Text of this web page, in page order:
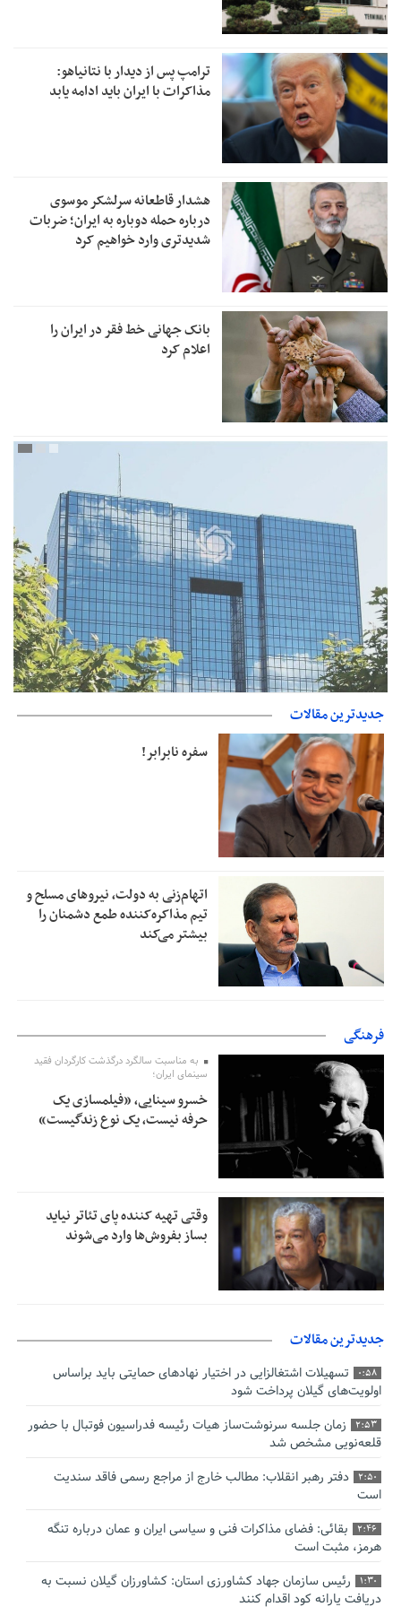
ترامپ پس از دیدار با نتانیاهو:
مذاکرات با ایران باید ادامه یابد
هشدار قاطعانه سرلشکر موسوی
درباره حمله دوباره به ایران؛ ضربات
شدیدتری وارد خواهیم کرد
بانک جهانی خط فقر در ایران را
اعلام کرد
بانک مرکزی: تعهدات ارزی منقضی شده رسیدگی می شوند
جدیدترین مقالات
سفره نابرابر!
اتهام‌زنی به دولت، نیروهای مسلح و
تیم مذاکره‌کننده طمع دشمنان را
بیشتر می‌کند
فرهنگی
به مناسبت سالگرد درگذشت کارگردان فقید
سینمای ایران؛
خسرو سینایی، «فیلمسازی یک
حرفه نیست، یک نوع زندگیست»
وقتی تهیه کننده پای تئاتر نیاید
بساز بفروش‌ها وارد می‌شوند
جدیدترین مقالات
0:58
تسهیلات اشتغالزایی در اختیار نهادهای حمایتی باید براساس
اولویت‌های گیلان پرداخت شود
2:53
زمان جلسه سرنوشت‌ساز هیات رئیسه فدراسیون فوتبال با حضور
قلعه‌نویی مشخص شد
2:50
دفتر رهبر انقلاب: مطالب خارج از مراجع رسمی فاقد سندیت
است
2:46
بقائی: فضای مذاکرات فنی و سیاسی ایران و عمان درباره تنگه
هرمز، مثبت است
1:30
رئیس سازمان جهاد کشاورزی استان: کشاورزان گیلان نسبت به
دریافت یارانه کود اقدام کنند